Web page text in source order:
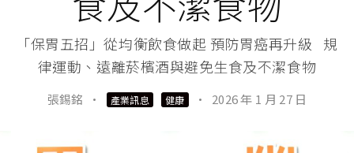
「保胃五招」從均衡飲食做起 預防胃癌再升級 規
律運動、遠離菸檳酒與避免生食及不潔食物
張錫銘 · 產業訊息 健康 · 2026 年 1 月 27 日